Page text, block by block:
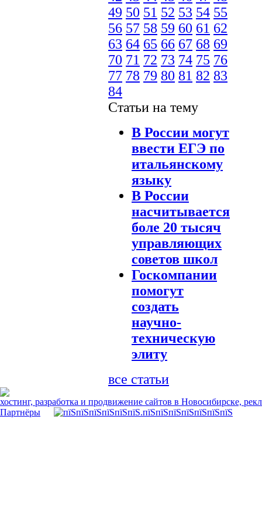
49 50 51 52 53 54 55
56 57 58 59 60 61 62
63 64 65 66 67 68 69
70 71 72 73 74 75 76
77 78 79 80 81 82 83
84
Статьи на тему
В России могут
ввести ЕГЭ по
итальянскому
языку
В России
насчитывается
боле 20 тысяч
управляющих
советов школ
Госкомпании
помогут
создать
научно-
техническую
элиту
все статьи
хостинг, разработка и продвижение сайтов в Новосибирске,
Партнёры